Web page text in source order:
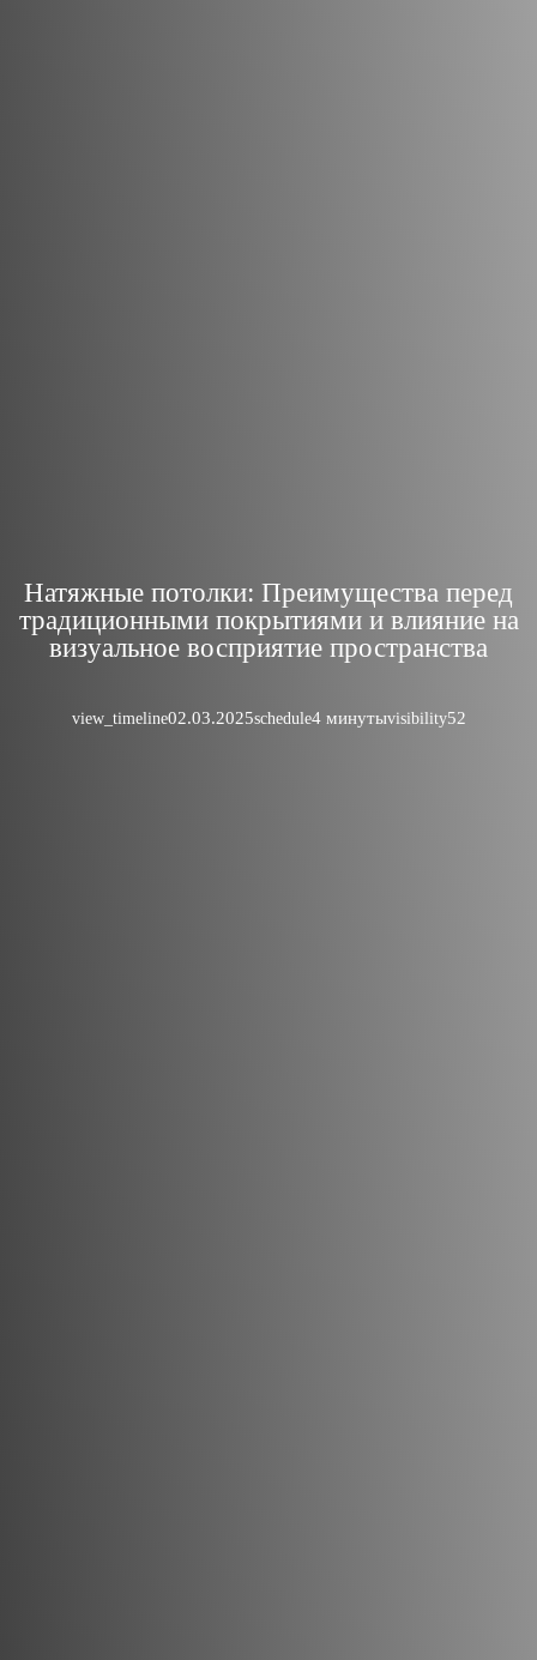
Натяжные потолки: Преимущества перед
традиционными покрытиями и влияние на
визуальное восприятие пространства
view_timeline02.03.2025schedule4 минутыvisibility52